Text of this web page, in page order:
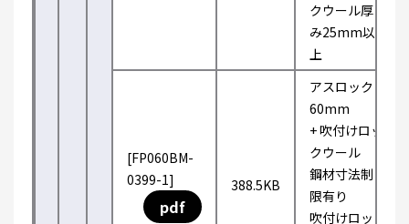
クウール厚
み25mm以
上
[FP060BM-
0399-1]
pdf
388.5KB
アスロック
60mm
+ 吹付けロッ
クウール
鋼材寸法制
限有り
吹付けロッ